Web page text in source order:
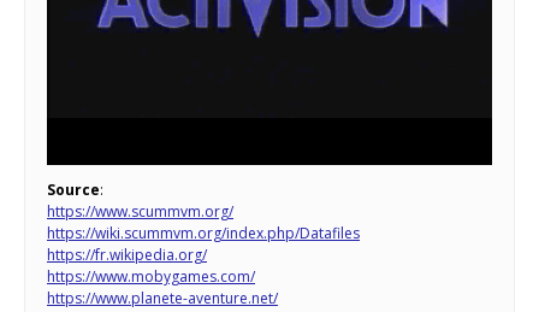
Source:
https://www.scummvm.org/
https://wiki.scummvm.org/index.php/Datafiles
https://fr.wikipedia.org/
https://www.mobygames.com/
https://www.planete-aventure.net/